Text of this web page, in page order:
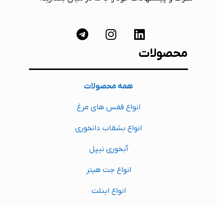
محصولات
همه محصولات
انواع قفس های مرغ
انواع بشقاب دانخوری
آبخوری نیپل
انواع جت هیتر
انواع اینلت